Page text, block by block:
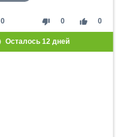
thumb_down 0 thumb_up 0
0
Осталось 12дней